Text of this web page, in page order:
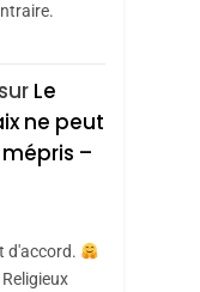
Le
ne peut
–
d'accord.